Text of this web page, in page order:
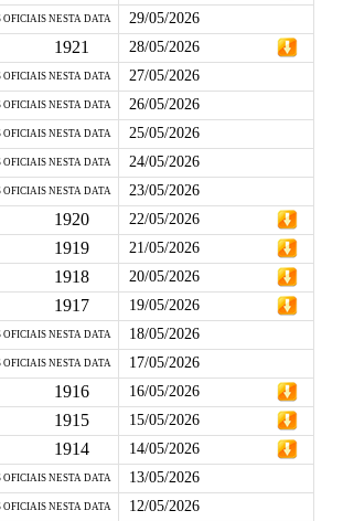
OFICIAIS NESTA DATA 29/05/2026
1921 28/05/2026
OFICIAIS NESTA DATA 27/05/2026
OFICIAIS NESTA DATA 26/05/2026
OFICIAIS NESTA DATA 25/05/2026
OFICIAIS NESTA DATA 24/05/2026
OFICIAIS NESTA DATA 23/05/2026
1920 22/05/2026
1919 21/05/2026
1918 20/05/2026
1917 19/05/2026
OFICIAIS NESTA DATA 18/05/2026
OFICIAIS NESTA DATA 17/05/2026
1916 16/05/2026
1915 15/05/2026
1914 14/05/2026
OFICIAIS NESTA DATA 13/05/2026
OFICIAIS NESTA DATA 12/05/2026